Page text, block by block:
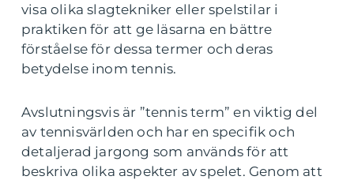
visa olika slagtekniker eller spelstilar i
praktiken för att ge läsarna en bättre
förståelse för dessa termer och deras
betydelse inom tennis.
Avslutningsvis är ”tennis term” en viktig del
av tennisvärlden och har en specifik och
detaljerad jargong som används för att
beskriva olika aspekter av spelet. Genom att